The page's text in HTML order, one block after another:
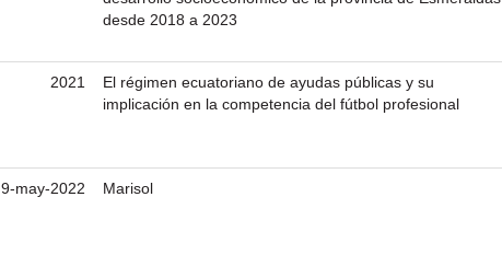
desde 2018 a 2023
2021
El régimen ecuatoriano de ayudas públicas y su
implicación en la competencia del fútbol profesional
9-may-2022 Marisol